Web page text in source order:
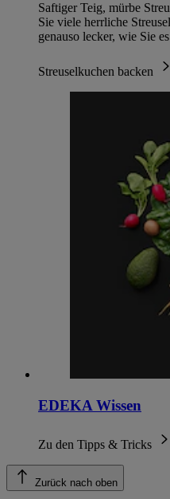
Saftiger Teig, mürbe
Sie viele herrliche
genauso lecker, wie Sie
Streuselkuchen backen
EDEKA Wissen
Zu den Tipps & Tricks
Zurück nach oben